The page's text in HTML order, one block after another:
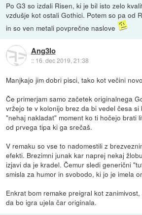
Po G3 so izdali Risen, ki je bil isto zelo
vzdušje kot ostali Gothici. Potem so pa od
in so ven metali povprečne naslove
Ang3lo
:: 16. dec 2019, 21:38
Manjkajo jim dobri pisci, tako kot večini
Če primerjam samo začetek originalnega
vržejo te v kolonijo brez da bi vedel česa si
"nehaj nakladat" moment ko ti hočejo brati
od prvega tipa ki ga srečaš.
V remaku so vse to nadomestili z
efekti. Brezimni junak kar naprej nekaj
izjavi da je kradel. Čemur sledi generični
smisla za humor in svobodo, ki jo je imela
Enkrat bom remake preigral kot
da bo igra ujela čar originala.